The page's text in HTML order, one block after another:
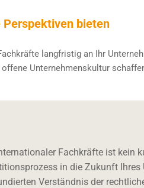
bieten
langfristig an Ihr
offene Unternehmenskultur
Fachkräfte ist kein
in die Zukunft Ihres
Verständnis der